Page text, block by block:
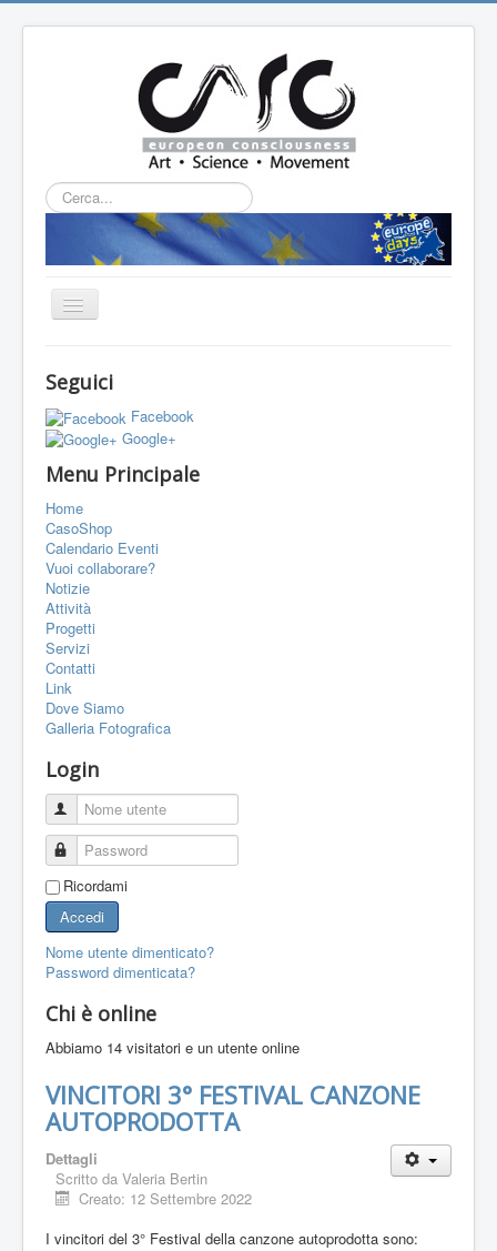
Cerca...
Cambia
navigazione
CHI SIAMO
L'ASSOCIAZIONE
PROGETTI
PORTFOLIO
CONTATTI
LINK
FORUM
Seguici
Facebook
Google+
Menu Principale
Home
CasoShop
Calendario Eventi
Vuoi collaborare?
Notizie
Attività
Progetti
Servizi
Contatti
Link
Dove Siamo
Galleria Fotografica
Login
Nome utente
Password
Ricordami
Accedi
Nome utente dimenticato?
Password dimenticata?
Chi è online
Abbiamo 14 visitatori e un utente online
VINCITORI 3° FESTIVAL CANZONE
AUTOPRODOTTA
Dettagli
Scritto da Valeria Bertin
Creato: 12 Settembre 2022
I vincitori del 3° Festival della canzone autoprodotta sono: